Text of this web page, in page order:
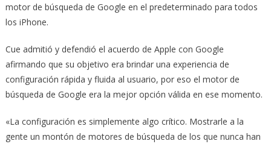
motor de búsqueda de Google en el predeterminado para todos
los iPhone.
Cue admitió y defendió el acuerdo de Apple con Google
afirmando que su objetivo era brindar una experiencia de
configuración rápida y fluida al usuario, por eso el motor de
búsqueda de Google era la mejor opción válida en ese momento.
«La configuración es simplemente algo crítico. Mostrarle a la
gente un montón de motores de búsqueda de los que nunca han